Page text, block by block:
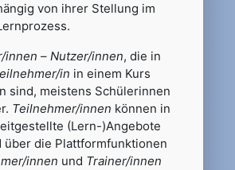
von ihrer Stellung im
innen – Nutzer/innen, die in
in in einem Kurs
sind, meistens Schülerinnen
Teilnehmer/innen können in
(Lern-)Angebote
über die Plattformfunktionen
innen und Trainer/innen